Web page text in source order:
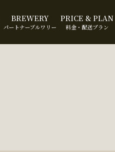
BREWERY
パートナーブルワリー
PRICE & PLAN
料金・配送プラン